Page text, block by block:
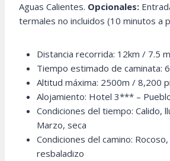
Aguas Calientes. Opcionales:
termales no incluidos (10 minutos a
Distancia recorrida: 12km / 7.5
Tiempo estimado de caminata:
Altitud máxima: 2500m / 8,200
Alojamiento: Hotel 3*** –
Condiciones del tiempo: Calido,
Marzo, seca
Condiciones del camino:
resbaladizo